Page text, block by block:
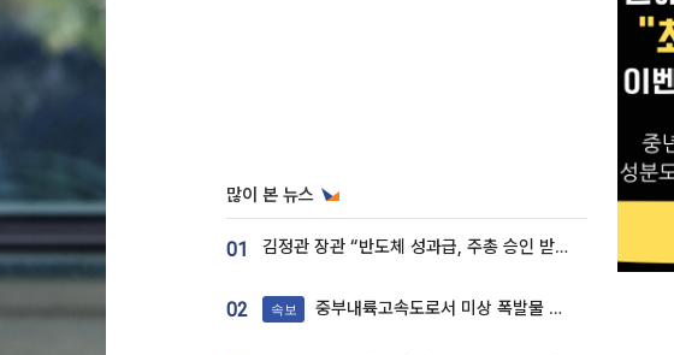
많이 본 뉴스
01 김정관 장관 “반도체 성과급, 주총 승인 받도록”…상법·자본시장법 개정 시사
02 속보 중부내륙고속도로서 미상 폭발물 발견